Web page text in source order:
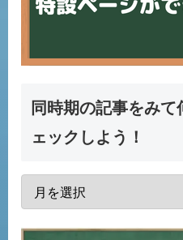
同時期の記事をみ
ェックしよう！